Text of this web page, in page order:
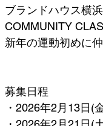
ブランドハウス横
COMMUNITY
新年の運動初めに
募集日程
・2026年2月13日(